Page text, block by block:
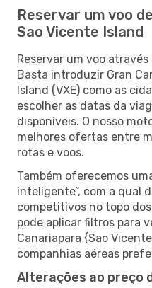
Reservar um voo
Sao Vicente Island
Reservar um voo através
Basta introduzir Gran
Island (VXE) como as
escolher as datas da
disponíveis. O nosso
melhores ofertas entre
rotas e voos.
Também oferecemos
inteligente”, com a qual
competitivos no topo
pode aplicar filtros para
Canariapara {Sao
companhias aéreas
Alterações ao preço